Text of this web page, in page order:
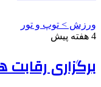
ورزش > توپ و تور
4 هفته پیش
برگزاری